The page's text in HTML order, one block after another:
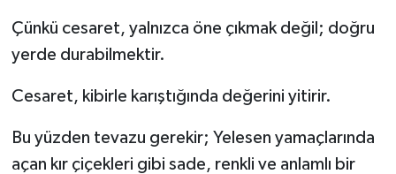
Çünkü cesaret, yalnızca öne çıkmak değil; doğru
yerde durabilmektir.
Cesaret, kibirle karıştığında değerini yitirir.
Bu yüzden tevazu gerekir; Yelesen yamaçlarında
açan kır çiçekleri gibi sade, renkli ve anlamlı bir